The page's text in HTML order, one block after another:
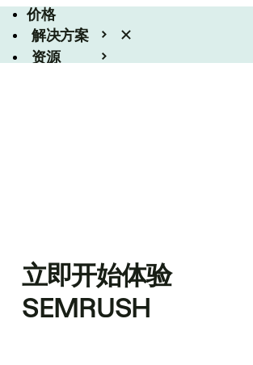
价格
解决方案
资源
立即开始体验
SEMRUSH